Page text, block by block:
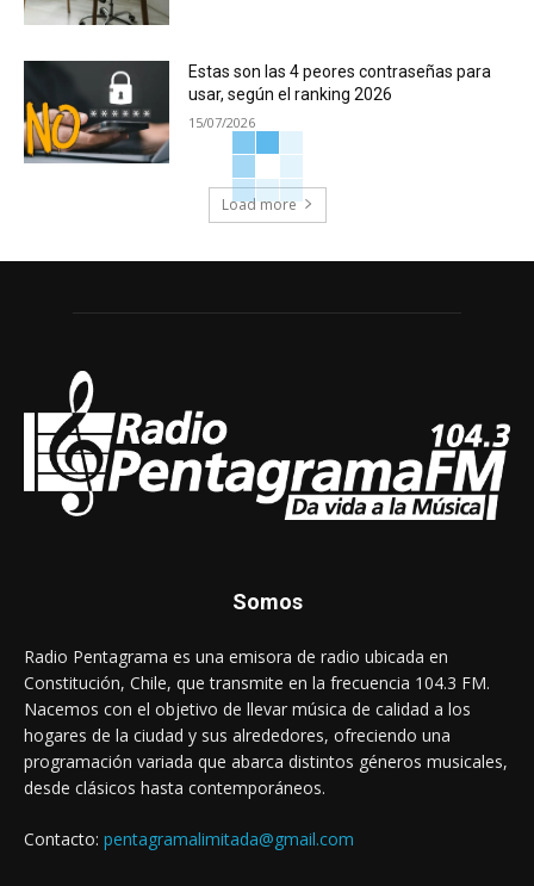
Estas son las 4 peores contraseñas para
usar, según el ranking 2026
15/07/2026
Load more
Somos
Radio Pentagrama es una emisora de radio ubicada en
Constitución, Chile, que transmite en la frecuencia 104.3 FM.
Nacemos con el objetivo de llevar música de calidad a los
hogares de la ciudad y sus alrededores, ofreciendo una
programación variada que abarca distintos géneros musicales,
desde clásicos hasta contemporáneos.
Contacto: pentagramalimitada@gmail.com